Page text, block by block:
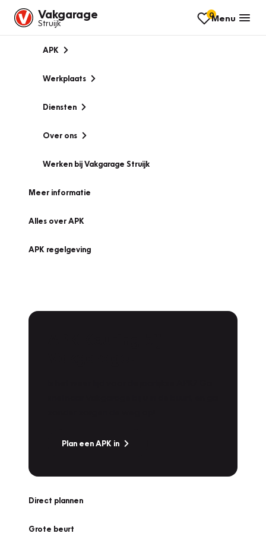
Vakgarage
Struijk
0Menu
APK
Werkplaats
Diensten
Over ons
Werken bij Vakgarage Struijk
Meer informatie
Alles over APK
APK regelgeving
Plan een APK in
Direct plannen
Grote beurt